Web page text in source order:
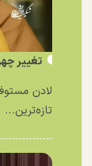
تغییر
لادن
تازه‌ترین...